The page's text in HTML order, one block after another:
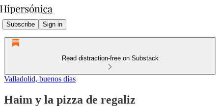
Subscribe Sign in
Read distraction-free on Substack
Valladolid, buenos días
Haim y la pizza de regaliz